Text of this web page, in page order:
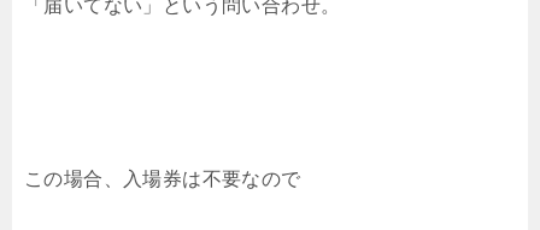
「届いてない」という問い合わせ。
この場合、入場券は不要なので